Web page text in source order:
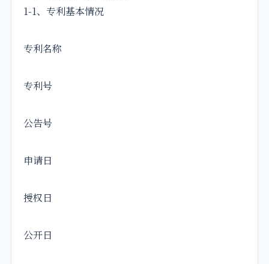
1-1、专利基本情况
专利名称
专利号
公告号
申请日
授权日
公开日